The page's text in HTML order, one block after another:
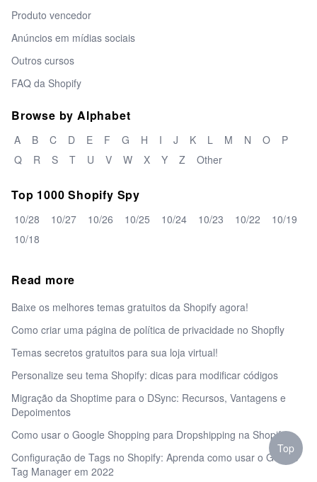
Produto vencedor
Anúncios em mídias sociais
Outros cursos
FAQ da Shopify
Browse by Alphabet
A B C D E F G H I J K L M N O
P
Q
R S T U V W X Y Z Other
Top 1000 Shopify Spy
10/28 10/27 10/26 10/25 10/24 10/23 10/22
10/19
10/18
Read more
Baixe os melhores temas gratuitos da Shopify agora!
Como criar uma página de política de privacidade no Shopfly
Temas secretos gratuitos para sua loja virtual!
Personalize seu tema Shopify: dicas para modificar códigos
Migração da Shoptime para o DSync: Recursos, Vantagens e
Depoimentos
Como usar o Google Shopping para Dropshipping na Shopify
Configuração de Tags no Shopify: Aprenda como usar o Google
Tag Manager em 2022
Top